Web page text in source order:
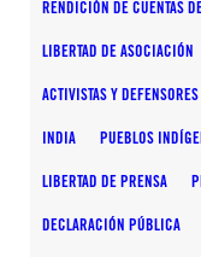
RENDICIÓN DE CUENTAS
LIBERTAD DE ASOCIACIÓN
ACTIVISTAS Y
INDIA PUEBLOS
LIBERTAD DE PRENSA
DECLARACIÓN PÚBLICA